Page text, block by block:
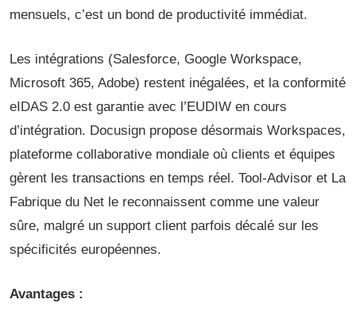
mensuels, c’est un bond de productivité immédiat.
Les intégrations (Salesforce, Google Workspace,
Microsoft 365, Adobe) restent inégalées, et la conformité
eIDAS 2.0 est garantie avec l’EUDIW en cours
d’intégration. Docusign propose désormais Workspaces,
plateforme collaborative mondiale où clients et équipes
gèrent les transactions en temps réel. Tool-Advisor et La
Fabrique du Net le reconnaissent comme une valeur
sûre, malgré un support client parfois décalé sur les
spécificités européennes.
Avantages :